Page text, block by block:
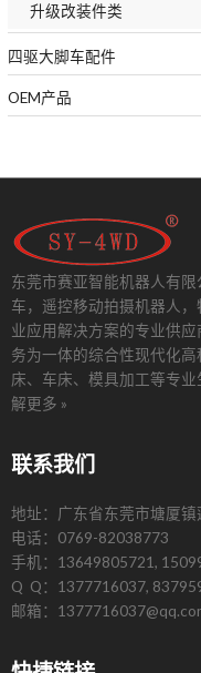
升级改装件类
四驱大脚车配件
OEM产品
东莞市赛亚智能机器人有
车，遥控移动拍摄机器人
业应用解决方案的专业供
务为一体的综合性现代化
床、车床、模具加工等专业
解更多 »
联系我们
地址：广东省东莞市塘厦
电话：0769-82038773
手机：13649805721,
Q Q：1377716037,
邮箱：